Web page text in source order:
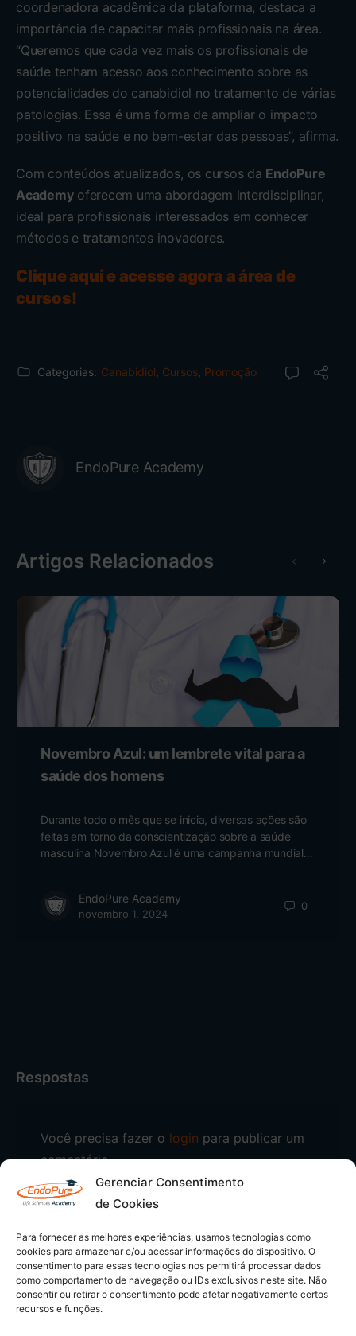
Gerenciar Consentimento
de Cookies
Para fornecer as melhores experiências, usamos tecnologias como
cookies para armazenar e/ou acessar informações do dispositivo. O
consentimento para essas tecnologias nos permitirá processar dados
como comportamento de navegação ou IDs exclusivos neste site. Não
consentir ou retirar o consentimento pode afetar negativamente certos
recursos e funções.
coordenadora acadêmica da plataforma, destaca a
importância de capacitar mais profissionais na área.
“Queremos que cada vez mais os profissionais de
saúde tenham acesso aos conhecimento sobre as
potencialidades do canabidiol no tratamento de várias
patologias. Essa é uma forma de ampliar o impacto
positivo na saúde e no bem-estar das pessoas”, afirma.
Com conteúdos atualizados, os cursos da EndoPure
Academyoferecem uma abordagem interdisciplinar,
ideal para profissionais interessados em conhecer
métodos e tratamentos inovadores.
Clique aqui e acesse agora a área de
cursos!
Categorias: Canabidiol Cursos Promoção
EndoPure Academy
Artigos Relacionados
Novembro Azul: um lembrete vital para a
saúde dos homens
Durante todo o mês que se inicia, diversas ações são
feitas em torno da conscientização sobre a saúde
masculina Novembro Azul é uma campanha mundial…
EndoPure Academy
novembro 1, 2024
0
Respostas
Você precisa fazer o login para publicar um
comentário.